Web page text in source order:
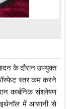
के दौरान उपयुक्त
स्तर कम करने
कार्बनिक संश्लेषण
इथेनॉल में आसानी से